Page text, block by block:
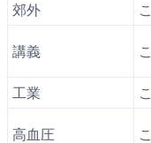
郊外
講義
工業
高血圧